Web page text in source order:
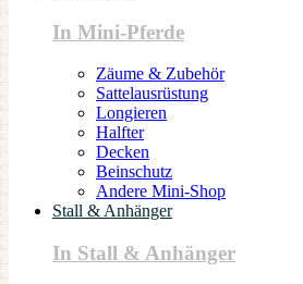
In Mini-Pferde
Zäume & Zubehör
Sattelausrüstung
Longieren
Halfter
Decken
Beinschutz
Andere Mini-Shop
Stall & Anhänger
In Stall & Anhänger